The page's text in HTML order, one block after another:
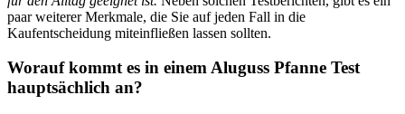
paar weiterer Merkmale, die Sie auf jeden Fall in die
Kaufentscheidung miteinfließen lassen sollten.
Worauf kommt es in einem Aluguss Pfanne Test
hauptsächlich an?